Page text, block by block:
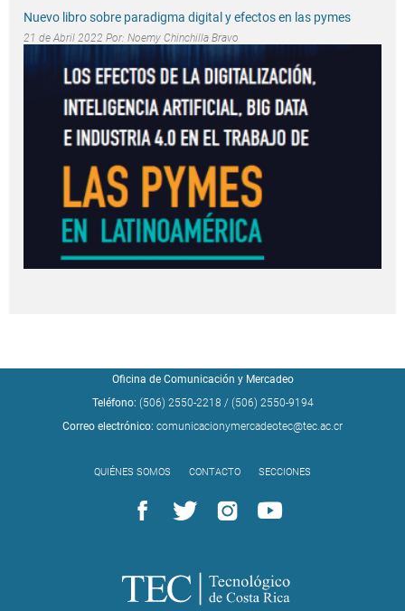
Nuevo libro sobre paradigma digital y efectos en las pymes
21 de Abril 2022 Por: Noemy Chinchilla Bravo
Oficina de Comunicación y Mercadeo
Teléfono: (506) 2550-2218 / (506) 2550-9194
Correo electrónico: comunicacionymercadeotec@tec.ac.cr
QUIÉNES SOMOS CONTACTO SECCIONES